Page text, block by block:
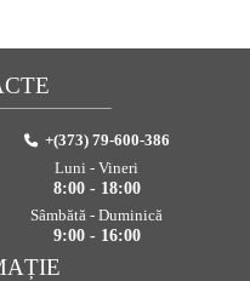
+(373) 79-600-386
Luni - Vineri
8:00 - 18:00
Sâmbătă - Duminică
9:00 - 16:00